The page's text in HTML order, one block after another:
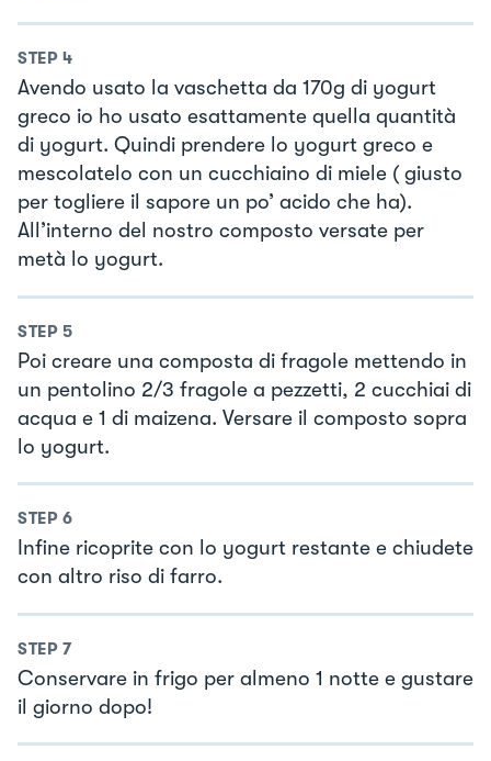
STEP 4
Avendo usato la vaschetta da 170g di yogurt
greco io ho usato esattamente quella quantità
di yogurt. Quindi prendere lo yogurt greco e
mescolatelo con un cucchiaino di miele ( giusto
per togliere il sapore un po’ acido che ha).
All’interno del nostro composto versate per
metà lo yogurt.
STEP 5
Poi creare una composta di fragole mettendo in
un pentolino 2/3 fragole a pezzetti, 2 cucchiai di
acqua e 1 di maizena. Versare il composto sopra
lo yogurt.
STEP 6
Infine ricoprite con lo yogurt restante e chiudete
con altro riso di farro.
STEP 7
Conservare in frigo per almeno 1 notte e gustare
il giorno dopo!